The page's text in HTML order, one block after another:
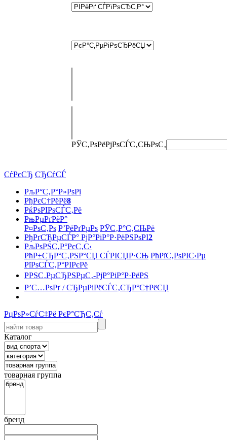
РЎС‚РѕРёРјРѕСЃС‚СЊРѕС‚
СѓРєСЂ СЂСѓСЃ
РљР°С‚Р°Р»РѕРі
РђРєС†РёРё8
РќРѕРІРѕСЃС‚Рё
РњРµРґРёР°
Р¤РѕС‚Рѕ Р’РёРґРµРѕ РЎС‚Р°С‚СЊРё
РђРґСЂРµСЃР° РјР°РіР°Р·РёРЅРѕРІ2
РљРѕРЅС‚Р°РєС‚С‹
РћР±СЂР°С‚РЅР°СЏ СЃРІСЏР·СЊ РћРїС‚РѕРІС‹Рµ
РїРѕСЃС‚Р°РІРєРё
РРЅС‚РµСЂРЅРµС‚-РјР°РіР°Р·РёРЅ
Р’С…РѕРґ / СЂРµРіРёСЃС‚СЂР°С†РёСЏ
РџРѕР»СѓС‡Рё РєР°СЂС‚Сѓ
Каталог
товарная группа
бренд